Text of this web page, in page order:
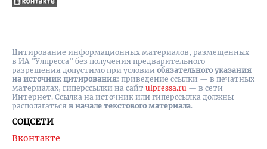
СОЦСЕТИ
Вконтакте
Цитирование информационных материалов, размещенных
в ИА "Улпресса" без получения предварительного
разрешения допустимо при условии обязательного указания
на источник цитирования: приведение ссылки — в печатных
материалах, гиперссылки на cайт ulpressa.ru — в сети
Интернет. Ссылка на источник или гиперссылка должны
располагаться в начале текстового материала.